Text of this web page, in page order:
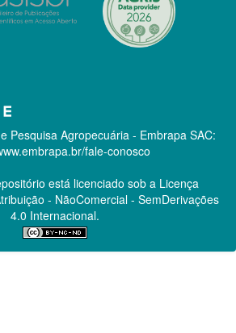
Pesquisa Agropecuária - Embrapa SAC:
fale-conosco
está licenciado sob a Licença
- NãoComercial - SemDerivações
4.0 Internacional.